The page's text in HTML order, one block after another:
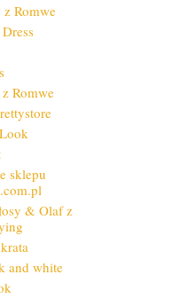
Romwe
Romwe
sklepu
& Olaf z
and white